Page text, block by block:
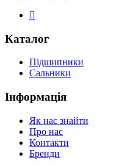
Каталог
Підшипники
Сальники
Інформація
Як нас знайти
Про нас
Контакти
Бренди